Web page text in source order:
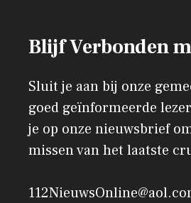
Blijf Verbonden
Sluit je aan bij onze
goed geïnformeerde
je op onze nieuwsbrief
missen van het laatste